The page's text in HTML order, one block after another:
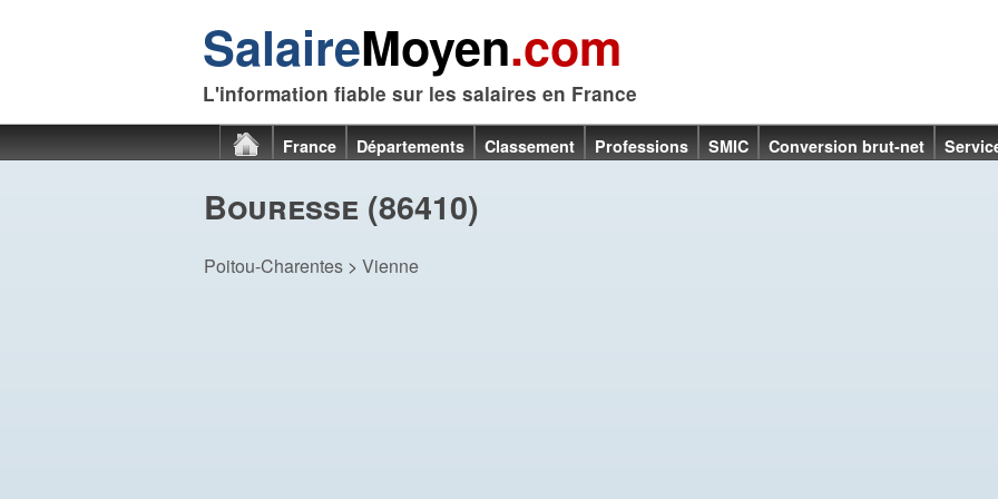
SalaireMoyen.com
L'information fiable sur les salaires en France
France Départements Classement Professions SMIC Conversion brut-net
Bouresse (86410)
Poitou-Charentes > Vienne